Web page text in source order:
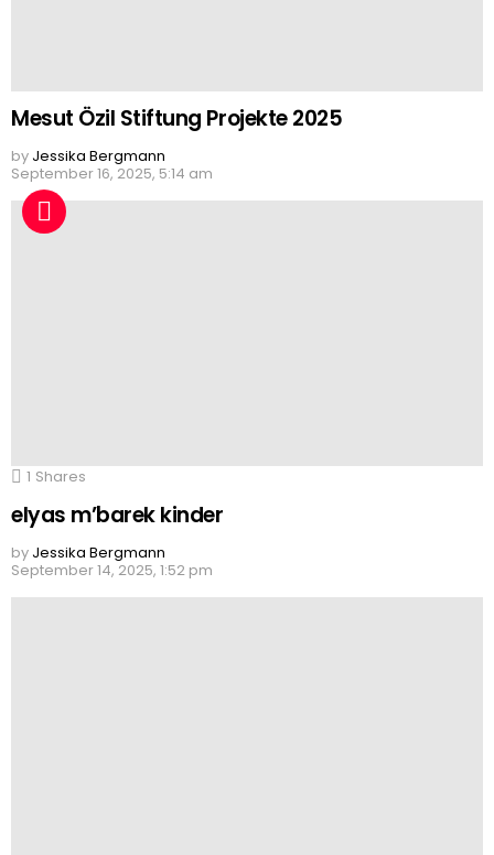
Mesut Özil Stiftung Projekte 2025
by Jessika Bergmann
September 16, 2025, 5:14 am
1 Shares
elyas m’barek kinder
by Jessika Bergmann
September 14, 2025, 1:52 pm